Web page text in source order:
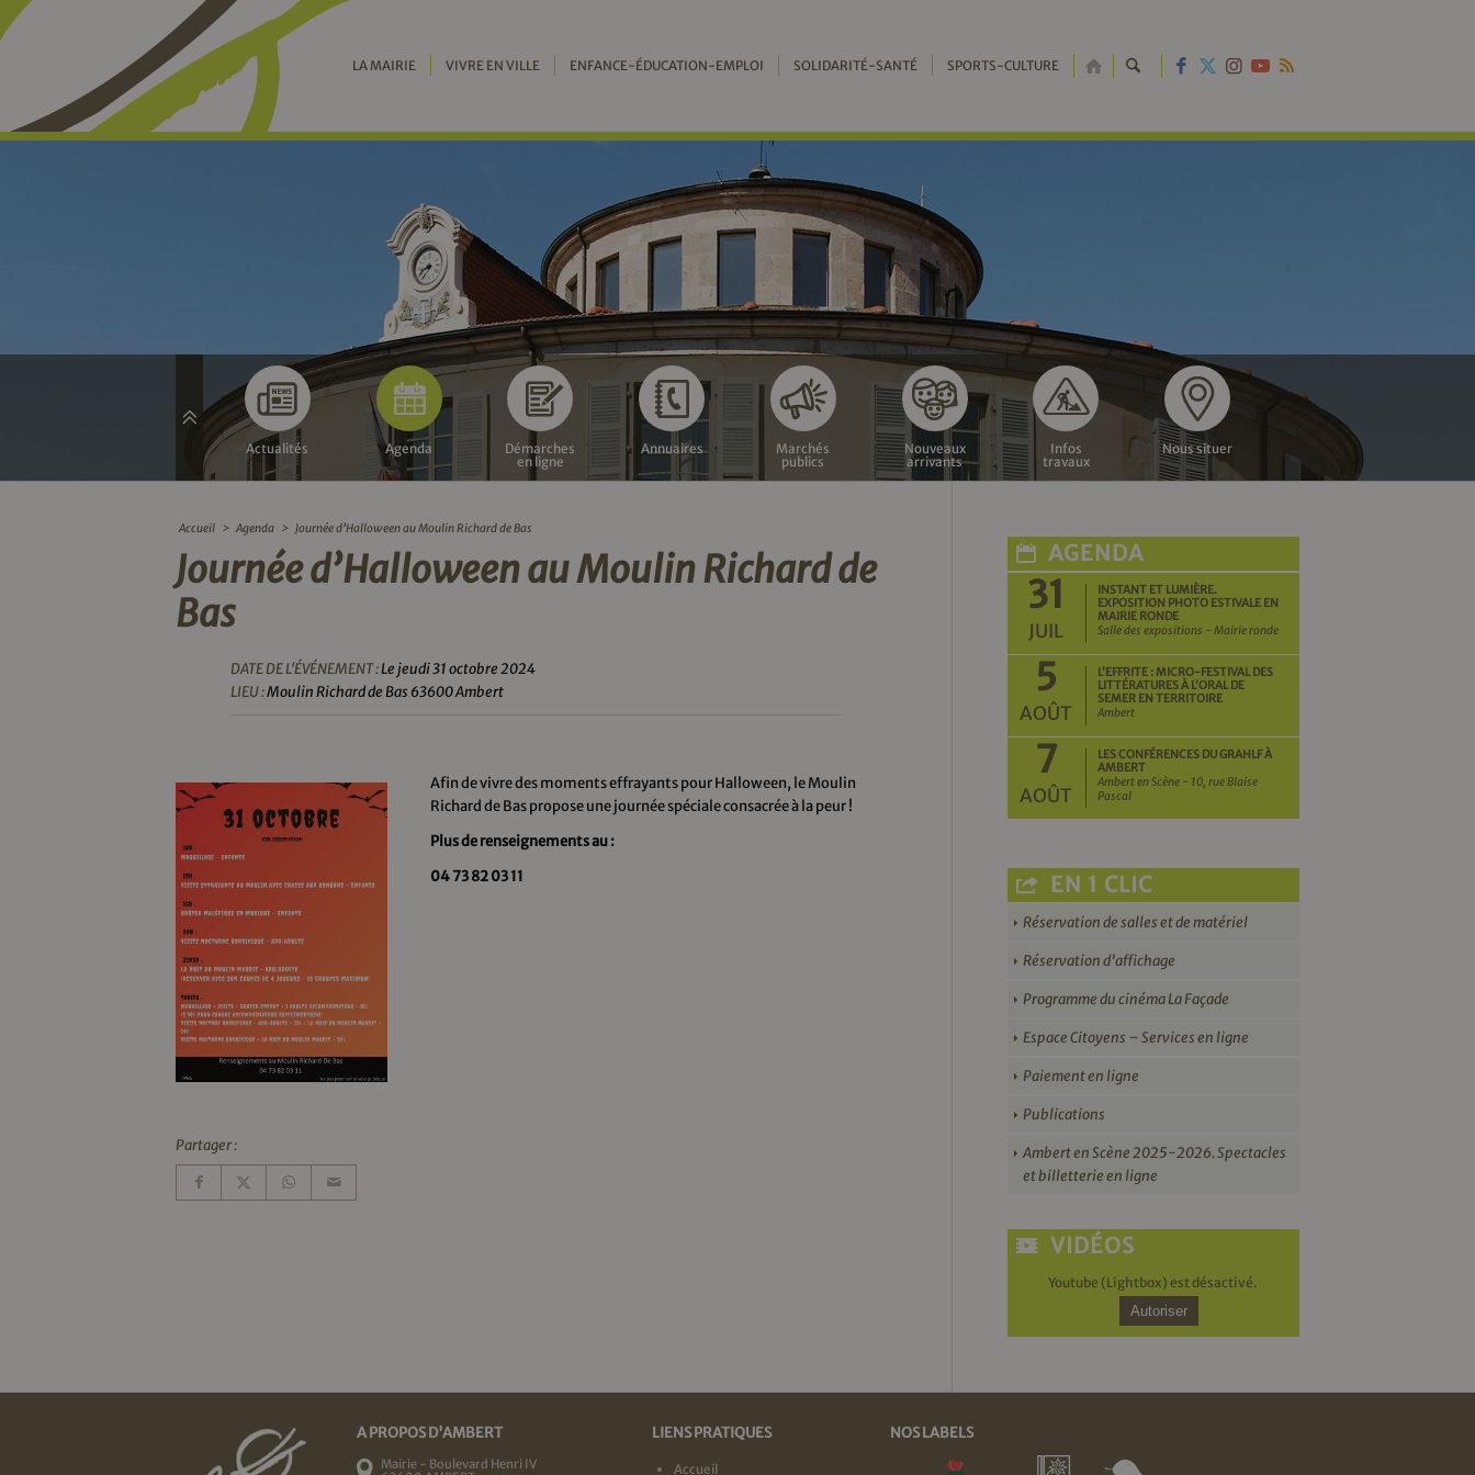
LA MAIRIE VIVRE EN VILLE ENFANCE-ÉDUCATION-EMPLOI SOLIDARITÉ-SANTÉ SPORTS-CULTURE RETOUR
Actualités Agenda
Démarches
en ligne
Annuaires
Marchés
publics
Nouveaux
arrivants
Infos
travaux
Nous situer
Accueil > Agenda > Journée d’Halloween au Moulin Richard de Bas
Journée d’Halloween au Moulin Richard de
Bas
DATE DE L'ÉVÉNEMENT :Le jeudi 31 octobre 2024
LIEU :Moulin Richard de Bas 63600 Ambert
Afin de vivre des moments effrayants pour Halloween, le Moulin
Richard de Bas propose une journée spéciale consacrée à la peur !
Plus de renseignements au :
04 73 82 03 11
Partager :
AGENDA
31
JUIL
INSTANT ET LUMIÈRE.
EXPOSITION PHOTO ESTIVALE EN
MAIRIE RONDE
Salle des expositions - Mairie ronde
5
AOÛT
L’EFFRITE : MICRO-FESTIVAL DES
LITTÉRATURES À L’ORAL DE
SEMER EN TERRITOIRE
Ambert
7
AOÛT
LES CONFÉRENCES DU GRAHLF À
AMBERT
Ambert en Scène - 10, rue Blaise
Pascal
EN 1 CLIC
Réservation de salles et de matériel
Réservation d’affichage
Programme du cinéma La Façade
Espace Citoyens – Services en ligne
Paiement en ligne
Publications
Ambert en Scène 2025-2026. Spectacles
et billetterie en ligne
VIDÉOS
Youtube (Lightbox) est désactivé.
Autoriser
A PROPOS D'AMBERT
Mairie - Boulevard Henri IV
LIENS PRATIQUES
Accueil
NOS LABELS